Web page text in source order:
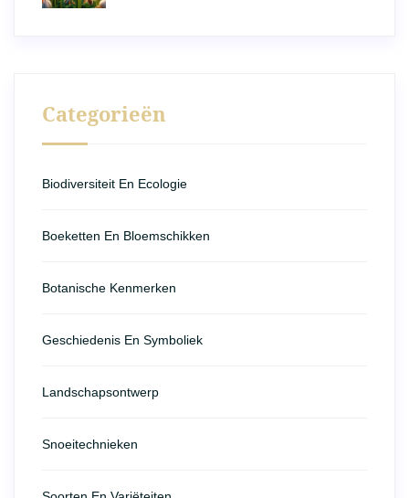
Categorieën
Biodiversiteit En Ecologie
Boeketten En Bloemschikken
Botanische Kenmerken
Geschiedenis En Symboliek
Landschapsontwerp
Snoeitechnieken